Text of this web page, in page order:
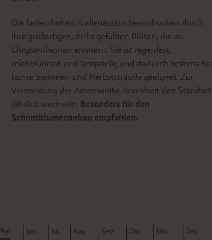
Die farbenfrohen Krallenastern beeindrucken durch
ihre großartigen, dicht gefüllten Blüten, die an
Chrysanthemen erinnern. Sie ist regenfest,
reichblühend und langstielig und dadurch bestens für
bunte Sommer- und Herbststräuße geeignet. Zur
Vermeidung der Asternwelke-Krankheit den Standort
jährlich wechseln. Besonders für den
Schnittblumenanbau empfohlen.
Mai Jun Jul Aug Sep Okt Nov Dez